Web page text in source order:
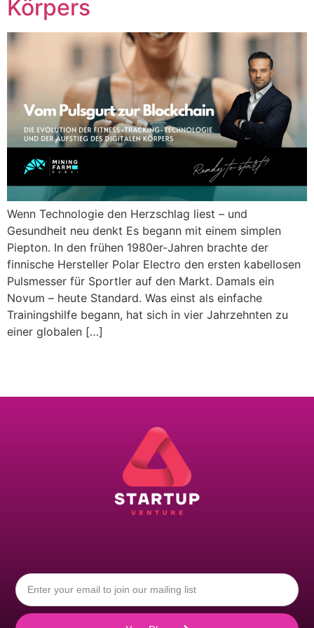
Körpers
Wenn Technologie den Herzschlag liest – und
Gesundheit neu denkt Es begann mit einem simplen
Piepton. In den frühen 1980er-Jahren brachte der
finnische Hersteller Polar Electro den ersten kabellosen
Pulsmesser für Sportler auf den Markt. Damals ein
Novum – heute Standard. Was einst als einfache
Trainingshilfe begann, hat sich in vier Jahrzehnten zu
einer globalen […]